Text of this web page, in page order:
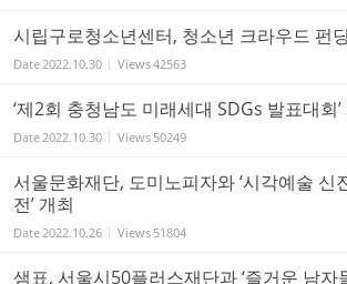
시립구로청소년센터, 청소년 크라우드 펀딩
Date 2022.10.30 Views42563
‘제2회 충청남도 미래세대 SDGs 발표대회’
Date 2022.10.30 Views 50249
서울문화재단, 도미노피자와 ‘시각예술 신
전’ 개최
Date 2022.10.26 Views 51804
샘표, 서울시50플러스재단과 ‘즐거운 남자